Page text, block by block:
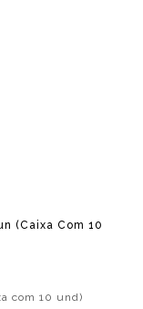
(caixa Com 10
com 10 und)